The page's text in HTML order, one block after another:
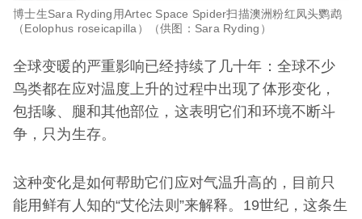
博士生Sara Ryding用Artec Space Spider扫描澳洲粉红凤头鹦鹉
（Eolophus roseicapilla）（供图：Sara Ryding）
全球变暖的严重影响已经持续了几十年：全球不少
鸟类都在应对温度上升的过程中出现了体形变化，
包括喙、腿和其他部位，这表明它们和环境不断斗
争，只为生存。
这种变化是如何帮助它们应对气温升高的，目前只
能用鲜有人知的“艾伦法则”来解释。19世纪，这条生